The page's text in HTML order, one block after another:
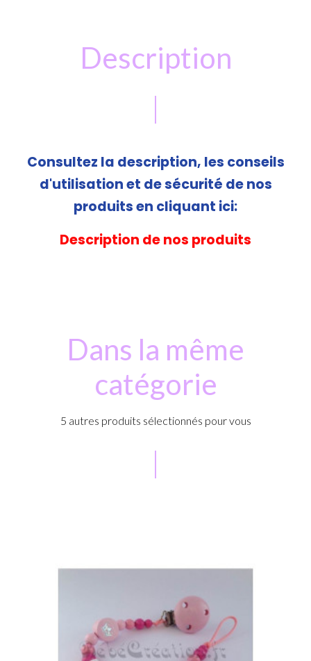
Description
Consultez la description, les conseils
d'utilisation et de sécurité de nos
produits en cliquant ici:
Description de nos produits
Dans la même
catégorie
5 autres produits sélectionnés pour vous